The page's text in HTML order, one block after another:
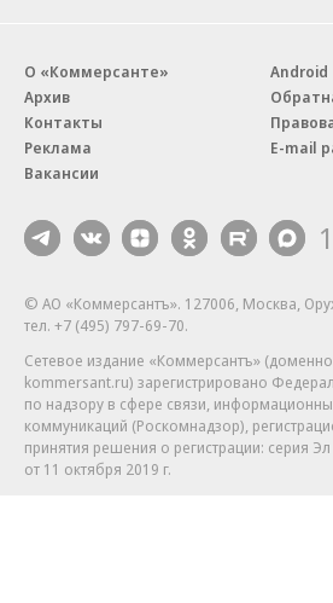
О «Коммерсанте»
Архив
Контакты
Реклама
Вакансии
Android
E-mail
© АО «Коммерсантъ». 127006, Москва,
тел. +7 (495) 797-69-70.
Сетевое издание «Коммерсантъ»
kommersant.ru) зарегистрировано
по надзору в сфере связи,
коммуникаций (Роскомнадзор),
принятия решения о регистрации: серия
от 11 октября 2019 г.